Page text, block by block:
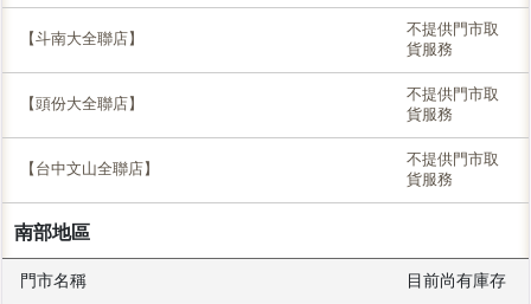
【斗南大全聯店】
不提供門市取
貨服務
【頭份大全聯店】
不提供門市取
貨服務
【台中文山全聯店】
不提供門市取
貨服務
南部地區
門市名稱 目前尚有庫存